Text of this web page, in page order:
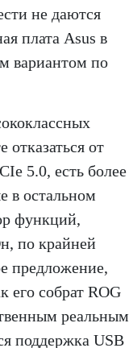
не даются
плата Asus в
вариантом по
от
5.0, есть более
в остальном
функций,
по крайней
предложение,
его собрат ROG
реальным
поддержка USB